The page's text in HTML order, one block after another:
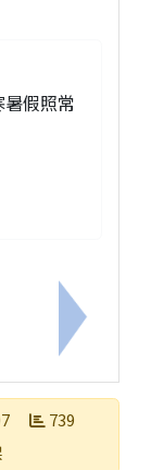
徵115學年度調
假照常
下一筆：
739